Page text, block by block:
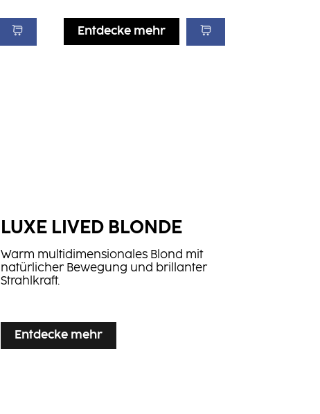
Entdecke mehr
LUXE LIVED BLONDE
Warm multidimensionales Blond mit
natürlicher Bewegung und brillanter
Strahlkraft.
...
Entdecke mehr